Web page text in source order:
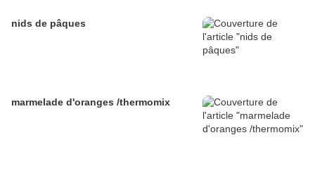
nids de pâques
marmelade d'oranges /thermomix